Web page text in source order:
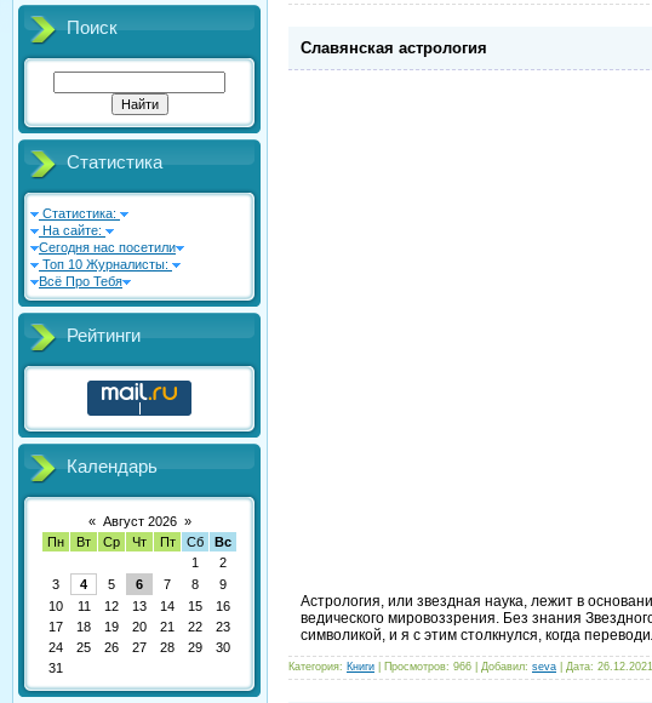
Поиск
Статистика
Статистика:
На сайте:
Сегодня нас посетили
Топ 10 Журналисты:
Всё Про Тебя
Рейтинги
Календарь
« Август 2026 »
Пн
Вт Ср Чт Пт Сб
Вс
1
2
3
4 5 6 7 8
9
10
11 12 13 14 15
16
17
18 19 20 21 22
23
24
25 26 27 28 29
30
31
Славянская астрология
Астрология, или звездная наука, лежит в
ведического мировоззрения. Без знания
символикой, и я с этим столкнулся, когда
Категория: Книги | Просмотров: 966 | Добавил: seva | Дата: 26.12.2021